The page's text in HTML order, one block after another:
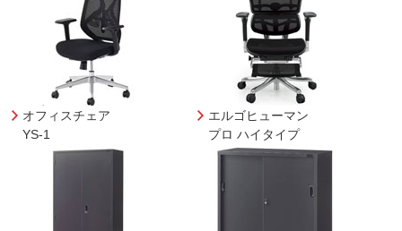
オフィスチェア
YS-1
エルゴヒューマン
プロ ハイタイプ